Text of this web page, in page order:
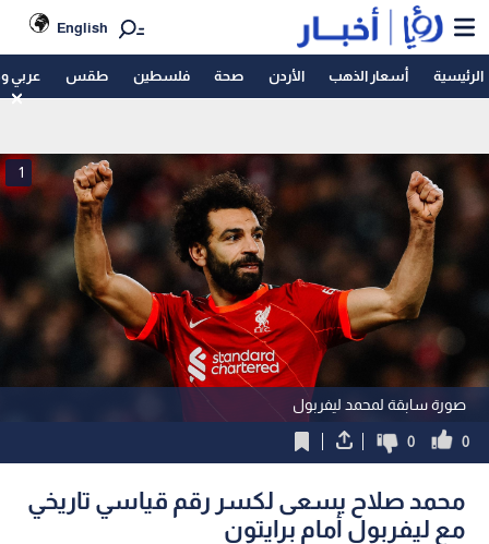
English
الرئيسية أسعار الذهب الأردن صحة فلسطين طقس عربي
صورة سابقة لمحمد ليفربول
1
0
0
محمد صلاح يسعى لكسر رقم قياسي تاريخي
مع ليفربول أمام برايتون